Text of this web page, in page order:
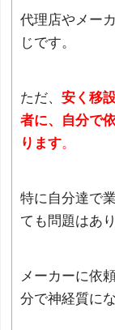
代理店やメー
じです。
ただ、 安く移
者に、自分で
ります。
特に自分達で
ても問題はあ
メーカーに依
分で神経質に